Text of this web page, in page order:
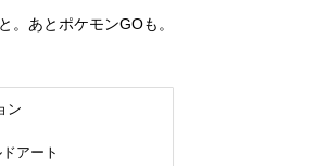
あとポケモンGOも。
ン
アート